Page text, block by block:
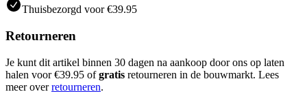
Thuisbezorgd voor €39.95
Retourneren
Je kunt dit artikel binnen 30 dagen na aankoop door ons op laten
halen voor €39.95 ofgratis retourneren in de bouwmarkt. Lees
meer overretourneren.